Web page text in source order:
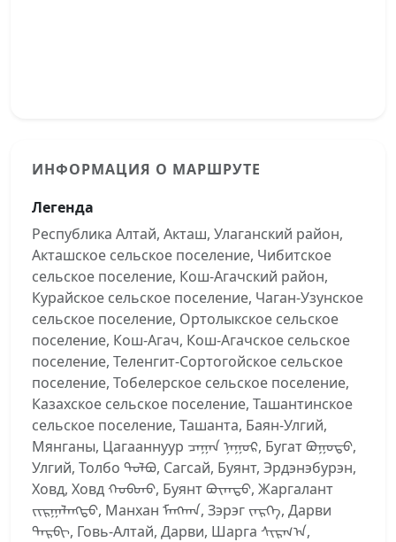
ИНФОРМАЦИЯ О МАРШРУТЕ
Легенда
Республика Алтай, Акташ, Улаганский район,
Акташское сельское поселение, Чибитское
сельское поселение, Кош-Агачский район,
Курайское сельское поселение, Чаган-Узунское
сельское поселение, Ортолыкское сельское
поселение, Кош-Агач, Кош-Агачское сельское
поселение, Теленгит-Сортогойское сельское
поселение, Тобелерское сельское поселение,
Казахское сельское поселение, Ташантинское
сельское поселение, Ташанта, Баян-Улгий,
Мянганы, Цагааннуур ᠴᠠᠭᠠᠨ ᠨᠠᠭᠤᠷ, Бугат ᠪᠤᠭᠤᠲᠤ,
Улгий, Толбо ᠲᠣᠯᠪᠤ, Сагсай, Буянт, Эрдэнэбурэн,
Ховд, Ховд ᠬᠣᠪᠳᠤ, Буянт ᠪᠤᠶ᠋ᠠᠨᠲᠤ, Жаргалант
ᠵᠢᠷᠭᠠᠯᠠᠩᠲᠤ, Манхан ᠮᠠᠩᠬᠠᠨ, Зэрэг ᠵᠡᠷᠭᠡ, Дарви
ᠳᠠᠷᠪᠢ, Говь-Алтай, Дарви, Шарга ᠰᠢᠷᠭ᠎ᠠ,